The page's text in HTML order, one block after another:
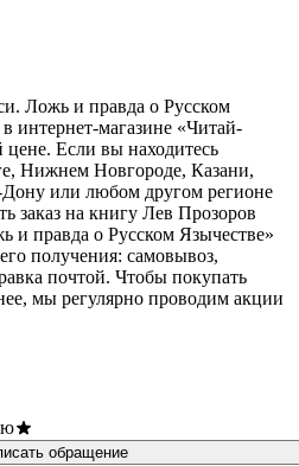
Ложь и правда о Русском
интернет-магазине «Читай-
цене. Если вы находитесь
Нижнем Новгороде, Казани,
Дону или любом другом регионе
заказ на книгу Лев Прозоров
и правда о Русском Язычестве»
получения: самовывоз,
почтой. Чтобы покупать
мы регулярно проводим акции
обращение